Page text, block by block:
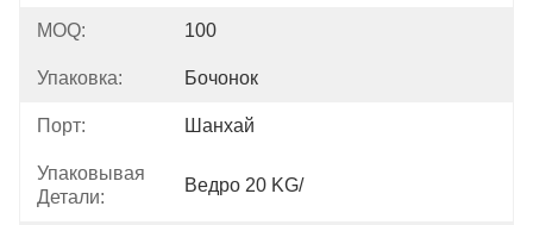
MOQ: 100
Упаковка: Бочонок
Порт: Шанхай
Упаковывая
Детали:
Ведро 20 KG/